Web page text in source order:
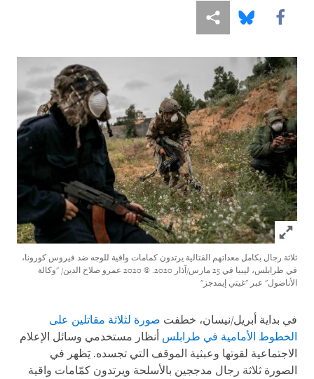
Share this via Facebook
Share this via Bluesky
Share this via مشاركة
Click to expand Image
ثلاثة رجال بكامل معداتهم القتالية يرتدون كمامات واقية للوجه ضد فيروس كورونا،
في طرابلس، ليبيا في 25 مارس/آذار 2020.
© 2020 عمرو صلاح الدين/ "وكالة
الأناضول" عبر "غيتي إيمدجز"
في بداية أبريل/نيسان، خطفت صورة لثلاثة مقاتلين على
الخطوط الأمامية في طرابلس أنظار مستخدمي وسائل الإعلام
الاجتماعية لقوتها وعبثية الموقف التي تجسده. يَظهر في
الصورة ثلاثة رجال مدججين بالأسلحة ويرتدون كمّامات واقية